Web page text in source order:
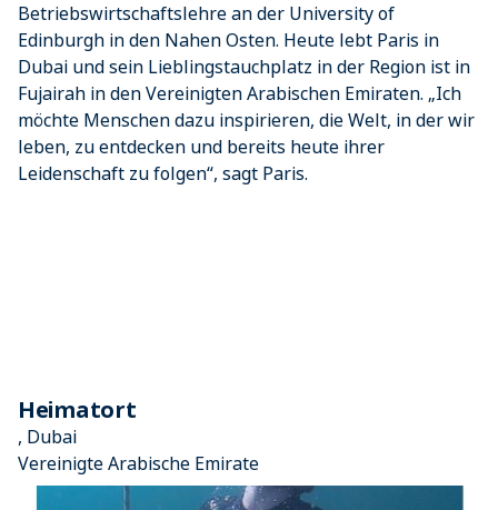
Betriebswirtschaftslehre an der University of
Edinburgh in den Nahen Osten. Heute lebt Paris in
Dubai und sein Lieblingstauchplatz in der Region ist in
Fujairah in den Vereinigten Arabischen Emiraten. „Ich
möchte Menschen dazu inspirieren, die Welt, in der wir
leben, zu entdecken und bereits heute ihrer
Leidenschaft zu folgen“, sagt Paris.
Heimatort
, Dubai
Vereinigte Arabische Emirate